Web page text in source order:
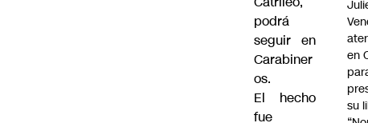
podrá
seguir en
Carabiner
os.
El hecho
fue
en
su